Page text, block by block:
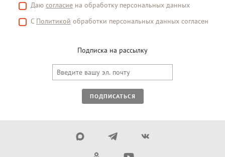
Даю согласие на обработку персональных данных
С Политикой обработки персональных данных согласен
Подписка на рассылку
ПОДПИСАТЬСЯ